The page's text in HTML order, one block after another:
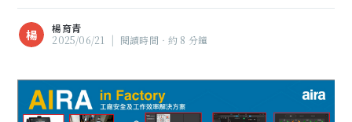
楊
楊育青
2025/06/21
| 閱讀時間‧約 8 分鐘